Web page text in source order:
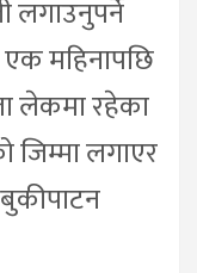
लगाउनुपर्ने
महिनापछि
लेकमा रहेका
जिम्मा लगाएर